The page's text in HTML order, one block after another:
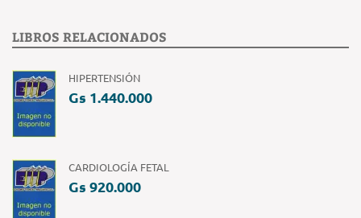
LIBROS RELACIONADOS
HIPERTENSIÓN
Gs 1.440.000
CARDIOLOGÍA FETAL
Gs 920.000